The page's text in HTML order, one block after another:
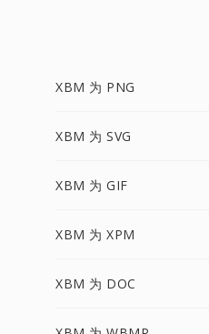
XBM 为 PNG
XBM 为 SVG
XBM 为 GIF
XBM 为 XPM
XBM 为 DOC